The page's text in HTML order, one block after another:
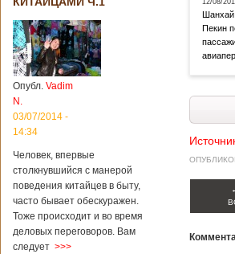
Опубл. Vadim
N.
03/07/2014 -
14:34
Человек, впервые
столкнувшийся с манерой
поведения китайцев в быту,
часто бывает обескуражен.
Тоже происходит и во время
деловых переговоров. Вам
следует >>>
12/08/
Шанхай
Пекин